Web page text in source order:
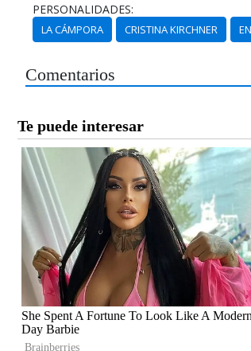
PERSONALIDADES:
LA CÁMPORA CRISTINA KIRCHNER
Comentarios